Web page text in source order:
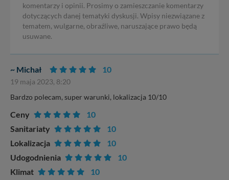
komentarzy i opinii. Prosimy o zamieszczanie komentarzy
dotyczących danej tematyki dyskusji. Wpisy niezwiązane z
tematem, wulgarne, obraźliwe, naruszające prawo będą
usuwane.
~ Michał 10
19 maja 2023, 8:20
Bardzo polecam, super warunki, lokalizacja 10/10
Ceny
10
Sanitariaty
10
Lokalizacja
10
Udogodnienia
10
Klimat
10